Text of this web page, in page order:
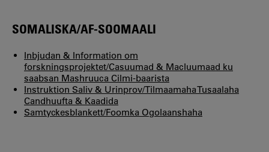
SOMALISKA/AF-SOOMAALI
Inbjudan & Information om
forskningsprojektet/Casuumad & Macluumaad ku
saabsan Mashruuca Cilmi-baarista
Instruktion Saliv & Urinprov/Tilmaamaha Tusaalaha
Candhuufta & Kaadida
Samtyckesblankett/Foomka Ogolaanshaha